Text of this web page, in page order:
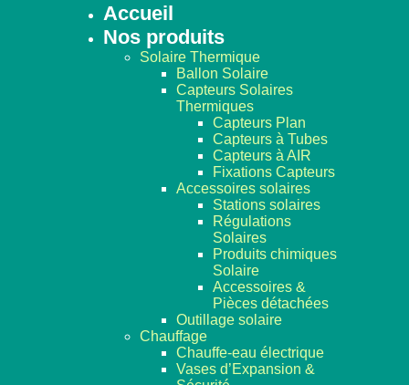
Accueil
Nos produits
Solaire Thermique
Ballon Solaire
Capteurs Solaires
Thermiques
Capteurs Plan
Capteurs à Tubes
Capteurs à AIR
Fixations Capteurs
Accessoires solaires
Stations solaires
Régulations
Solaires
Produits chimiques
Solaire
Accessoires &
Pièces détachées
Outillage solaire
Chauffage
Chauffe-eau électrique
Vases d’Expansion &